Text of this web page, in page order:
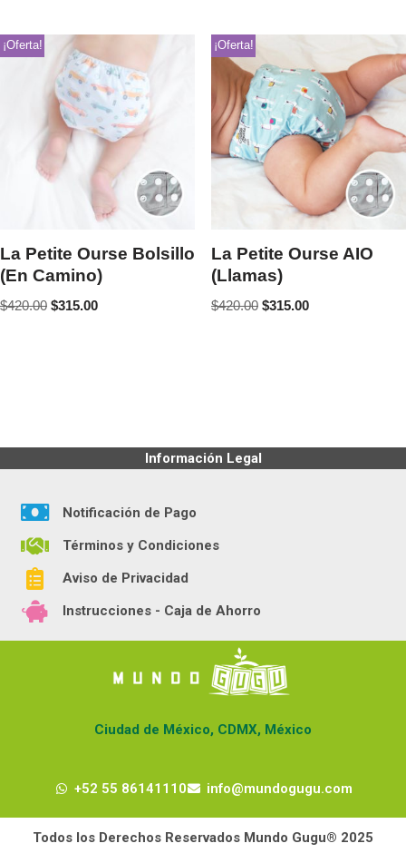
¡Oferta!
La Petite Ourse Bolsillo
(En Camino)
$420.00 $315.00
¡Oferta!
La Petite Ourse AIO
(Llamas)
$420.00 $315.00
Información Legal
Notificación de Pago
Términos y Condiciones
Aviso de Privacidad
Instrucciones - Caja de Ahorro
Ciudad de México, CDMX, México
+52 55 86141110 info@mundogugu.com
Todos los Derechos Reservados Mundo Gugu® 2025